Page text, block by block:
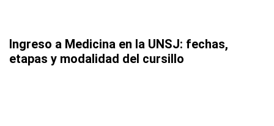
Ingreso a Medicina en la UNSJ: fechas,
etapas y modalidad del cursillo